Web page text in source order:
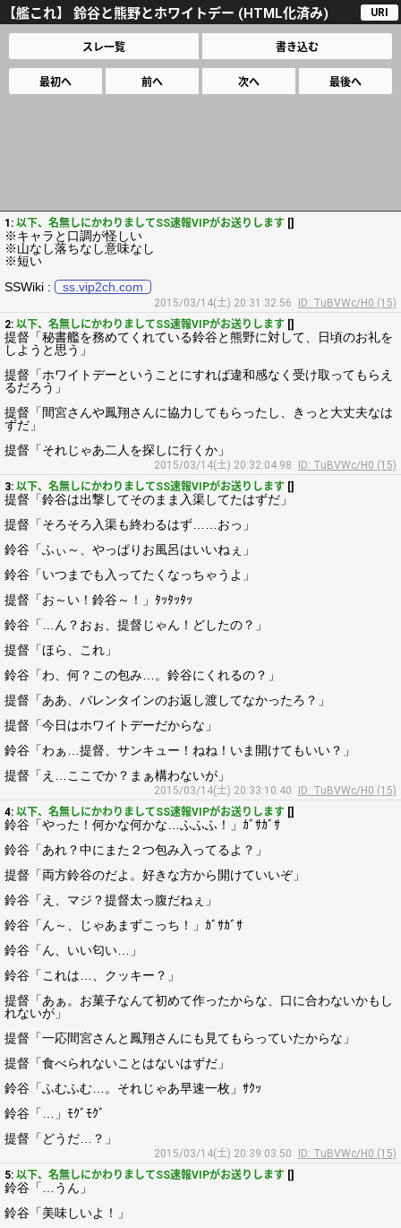
【艦これ】 鈴谷と熊野とホワイトデー (HTML化済み) URI
スレ一覧 書き込む
最初へ 前へ 次へ 最後へ
1: 以下、名無しにかわりましてSS速報VIPがお送りします []
※キャラと口調が怪しい
※山なし落ちなし意味なし
※短い
SSWiki :
ss.vip2ch.com
2015/03/14(土) 20:31:32.56
ID: TuBVWc/H0 (15)
2: 以下、名無しにかわりましてSS速報VIPがお送りします []
提督「秘書艦を務めてくれている鈴谷と熊野に対して、日頃のお礼を
しようと思う」
提督「ホワイトデーということにすれば違和感なく受け取ってもらえ
るだろう」
提督「間宮さんや鳳翔さんに協力してもらったし、きっと大丈夫なは
ずだ」
提督「それじゃあ二人を探しに行くか」
2015/03/14(土) 20:32:04.98
ID: TuBVWc/H0 (15)
3: 以下、名無しにかわりましてSS速報VIPがお送りします []
提督「鈴谷は出撃してそのまま入渠してたはずだ」
提督「そろそろ入渠も終わるはず……おっ」
鈴谷「ふぃ～、やっぱりお風呂はいいねぇ」
鈴谷「いつまでも入ってたくなっちゃうよ」
提督「お～い！鈴谷～！」ﾀｯﾀｯﾀｯ
鈴谷「…ん？おぉ、提督じゃん！どしたの？」
提督「ほら、これ」
鈴谷「わ、何？この包み…。鈴谷にくれるの？」
提督「ああ、バレンタインのお返し渡してなかったろ？」
提督「今日はホワイトデーだからな」
鈴谷「わぁ…提督、サンキュー！ねね！いま開けてもいい？」
提督「え…ここでか？まぁ構わないが」
2015/03/14(土) 20:33:10.40
ID: TuBVWc/H0 (15)
4: 以下、名無しにかわりましてSS速報VIPがお送りします []
鈴谷「やった！何かな何かな…ふふふ！」ｶﾞｻｶﾞｻ
鈴谷「あれ？中にまた２つ包み入ってるよ？」
提督「両方鈴谷のだよ。好きな方から開けていいぞ」
鈴谷「え、マジ？提督太っ腹だねぇ」
鈴谷「ん～、じゃあまずこっち！」ｶﾞｻｶﾞｻ
鈴谷「ん、いい匂い…」
鈴谷「これは…、クッキー？」
提督「あぁ。お菓子なんて初めて作ったからな、口に合わないかもし
れないが」
提督「一応間宮さんと鳳翔さんにも見てもらっていたからな」
提督「食べられないことはないはずだ」
鈴谷「ふむふむ…。それじゃあ早速一枚」ｻｸｯ
鈴谷「…」ﾓｸﾞﾓｸﾞ
提督「どうだ…？」
2015/03/14(土) 20:39:03.50
ID: TuBVWc/H0 (15)
5: 以下、名無しにかわりましてSS速報VIPがお送りします []
鈴谷「…うん」
鈴谷「美味しいよ！」